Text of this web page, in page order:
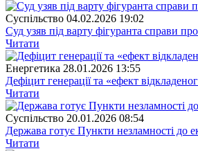
Суспiльство 04.02.2026 19:02
Суд узяв під варту фігуранта справи
Читати
Енергетика 28.01.2026 13:55
Дефіцит генерації та «ефект
Читати
Суспiльство 20.01.2026 08:54
Держава готує Пункти незламності до
Читати